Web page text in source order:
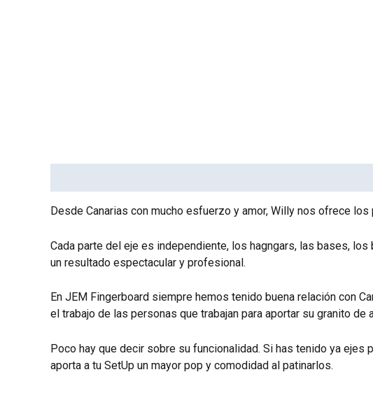
Desde Canarias con mucho esfuerzo y amor, Willy nos ofrece
Cada parte del eje es independiente, los hagngars, las bases,
un resultado espectacular y profesional.
En JEM Fingerboard siempre hemos tenido buena relación con
el trabajo de las personas que trabajan para aportar su granito de
Poco hay que decir sobre su funcionalidad. Si has tenido ya
aporta a tu SetUp un mayor pop y comodidad al patinarlos.